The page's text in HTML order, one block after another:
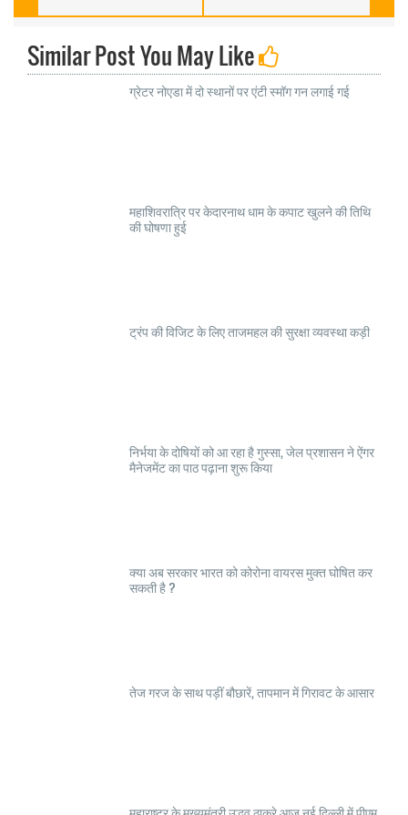
Similar Post You May Like
ग्रेटर नोएडा में दो स्थानों पर एंटी स्मॉग गन लगाई गई
महाशिवरात्रि पर केदारनाथ धाम के कपाट खुलने की तिथि
की घोषणा हुई
ट्रंप की विजिट के लिए ताजमहल की सुरक्षा व्यवस्था कड़ी
निर्भया के दोषियों को आ रहा है गुस्सा, जेल प्रशासन ने ऐंगर
मैनेजमेंट का पाठ पढ़ाना शुरू किया
क्या अब सरकार भारत को कोरोना वायरस मुक्त घोषित कर
सकती है ?
तेज गरज के साथ पड़ीं बौछारें, तापमान में गिरावट के आसार